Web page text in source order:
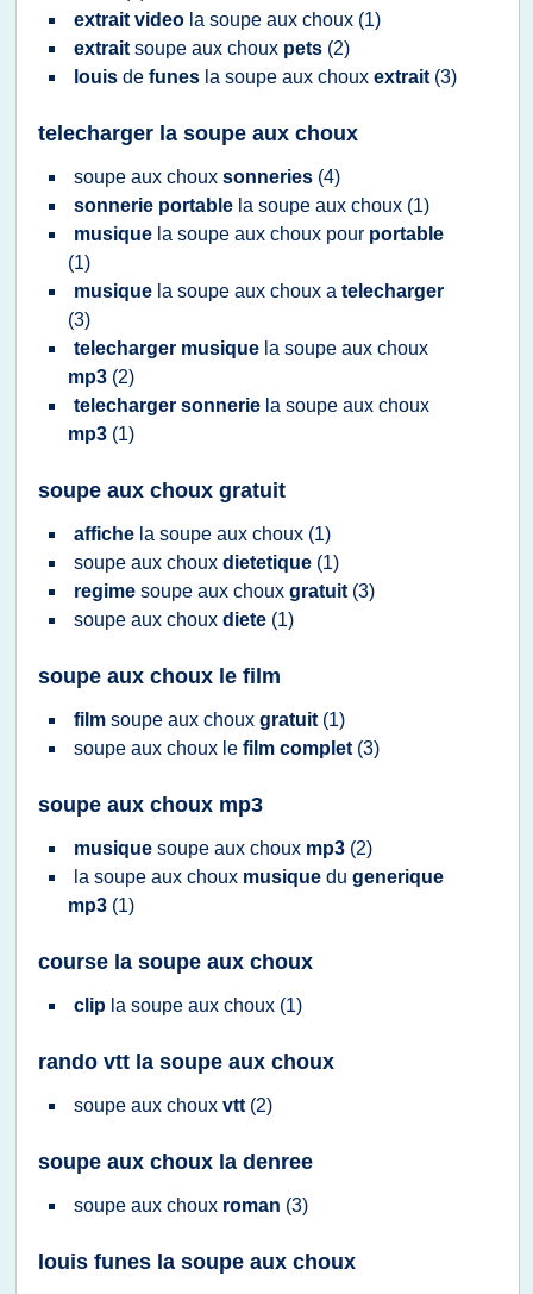
extrait video la soupe aux choux (1)
extrait soupe aux choux pets (2)
louis de funes la soupe aux choux extrait (3)
telecharger la soupe aux choux
soupe aux choux sonneries (4)
sonnerie portable la soupe aux choux (1)
musique la soupe aux choux pour portable
(1)
musique la soupe aux choux a telecharger
(3)
telecharger musique la soupe aux choux
mp3 (2)
telecharger sonnerie la soupe aux choux
mp3 (1)
soupe aux choux gratuit
affiche la soupe aux choux (1)
soupe aux choux dietetique (1)
regime soupe aux choux gratuit (3)
soupe aux choux diete (1)
soupe aux choux le film
film soupe aux choux gratuit (1)
soupe aux choux le film complet (3)
soupe aux choux mp3
musique soupe aux choux mp3 (2)
la soupe aux choux musique du generique
mp3 (1)
course la soupe aux choux
clip la soupe aux choux (1)
rando vtt la soupe aux choux
soupe aux choux vtt (2)
soupe aux choux la denree
soupe aux choux roman (3)
louis funes la soupe aux choux